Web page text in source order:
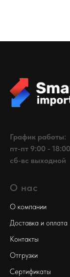
График работы:
пт-пт 9:00 - 18:00
сб-вс выходной
О нас
О компании
Доставка и оплата
Контакты
Отгрузки
Сертификаты